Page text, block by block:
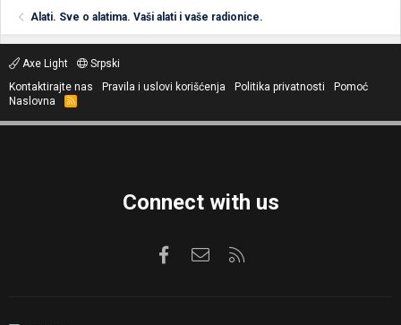
Alati. Sve o alatima. Vaši alati i vaše radionice.
Axe Light
Srpski
Kontaktirajte nas
Pravila i uslovi korišćenja Politika privatnosti
Pomoć
Naslovna
R
S
Connect with us
FacebookKontaktirajte nas